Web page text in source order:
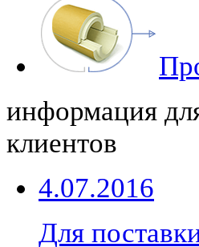
информация
клиентов
4.07.2016
Для